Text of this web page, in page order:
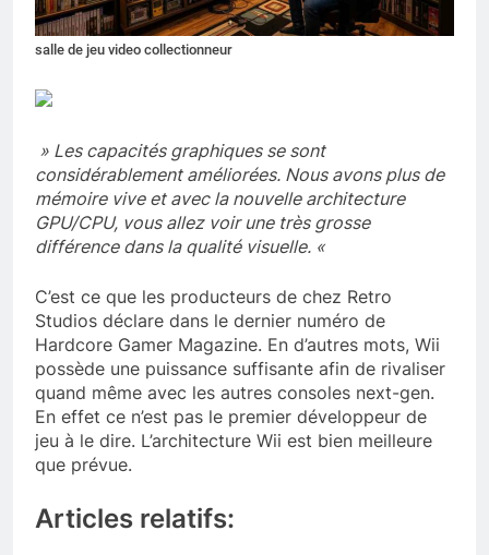
salle de jeu video collectionneur
» Les capacités graphiques se sont
considérablement améliorées. Nous avons plus de
mémoire vive et avec la nouvelle architecture
GPU/CPU, vous allez voir une très grosse
différence dans la qualité visuelle. «
C’est ce que les producteurs de chez Retro
Studios déclare dans le dernier numéro de
Hardcore Gamer Magazine. En d’autres mots, Wii
possède une puissance suffisante afin de rivaliser
quand même avec les autres consoles next-gen.
En effet ce n’est pas le premier développeur de
jeu à le dire. L’architecture Wii est bien meilleure
que prévue.
Articles relatifs: